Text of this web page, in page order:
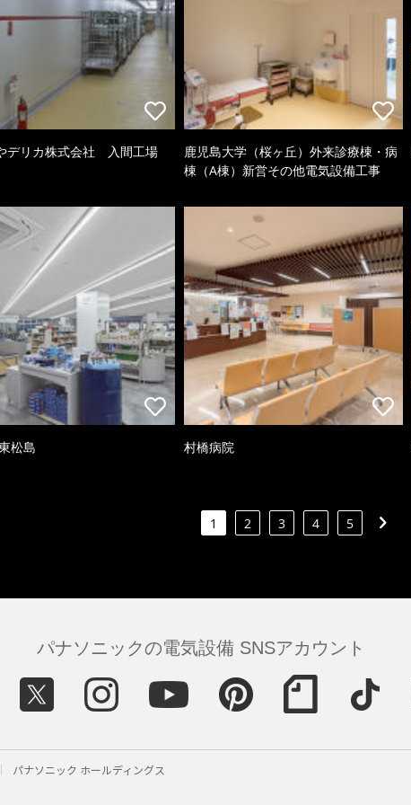
デリカ株式会社 入間工場
鹿児島大学（桜ヶ丘）外来診療棟・病
棟（A棟）新営その他電気設備工事
松島 村橋病院
1 2 3 4 5
パナソニックの電気設備 SNSアカウント
パナソニック ホールディングス